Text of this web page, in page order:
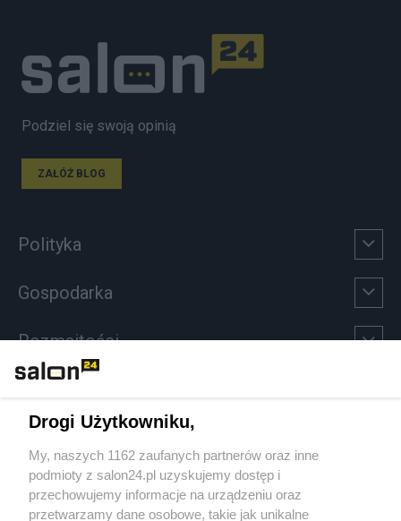
Podziel się swoją opinią
ZAŁÓŻ BLOG
Polityka
Gospodarka
Rozmaitości
Sport
Społeczeństwo
Drogi Użytkowniku,
My, naszych 1162 zaufanych partnerów oraz inne
podmioty z salon24.pl uzyskujemy dostęp i
przechowujemy informacje na urządzeniu oraz
przetwarzamy dane osobowe, takie jak unikalne